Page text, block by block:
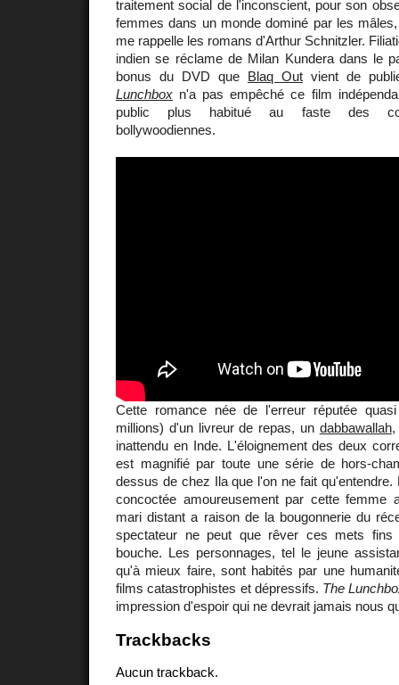
traitement social de l'inconscient, pour son
femmes dans un monde dominé par les
me rappelle les romans d'Arthur Schnitzler.
indien se réclame de Milan Kundera dans le
bonus du DVD que Blaq Out vient de
Lunchbox n'a pas empêché ce film
public plus habitué au faste des
bollywoodiennes.
Cette romance née de l'erreur réputée
millions) d'un livreur de repas, un dabbawallah,
inattendu en Inde. L'éloignement des deux
est magnifié par toute une série de hors-
dessus de chez Ila que l'on ne fait qu'entendre.
concoctée amoureusement par cette femme
mari distant a raison de la bougonnerie du
spectateur ne peut que rêver ces mets
bouche. Les personnages, tel le jeune
qu'à mieux faire, sont habités par une
films catastrophistes et dépressifs. The
impression d'espoir qui ne devrait jamais nous
Trackbacks
Aucun trackback.